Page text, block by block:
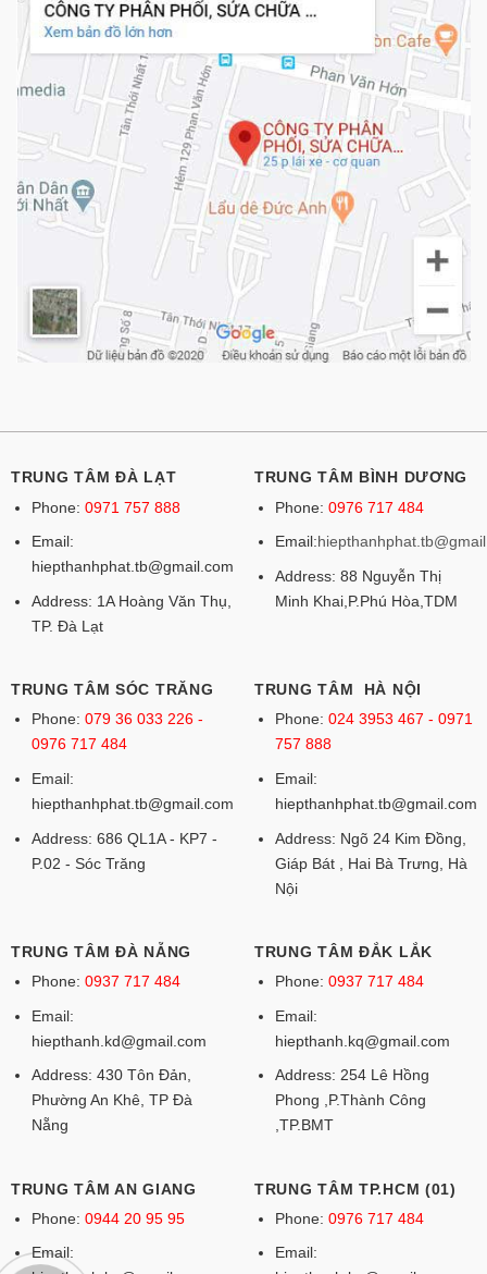
TRUNG TÂM ĐÀ LẠT
Phone: 0971 757 888
Email:
hiepthanhphat.tb@gmail.com
Address: 1A Hoàng Văn Thụ,
TP. Đà Lạt
TRUNG TÂM BÌNH DƯƠNG
Phone: 0976 717 484
Email:
Address: 88 Nguyễn Thị
Minh Khai,P.Phú Hòa,TDM
TRUNG TÂM SÓC TRĂNG
Phone: 079 36 033 226 -
0976 717 484
Email:
hiepthanhphat.tb@gmail.com
Address: 686 QL1A - KP7 -
P.02 - Sóc Trăng
TRUNG TÂM HÀ NỘI
Phone: 024 3953 467 - 0971
757 888
Email:
hiepthanhphat.tb@gmail.com
Address: Ngõ 24 Kim Đồng,
Giáp Bát , Hai Bà Trưng, Hà
Nội
TRUNG TÂM ĐÀ NẴNG
Phone: 0937 717 484
Email:
hiepthanh.kd@gmail.com
Address: 430 Tôn Đản,
Phường An Khê, TP Đà
Nẵng
TRUNG TÂM ĐẮK LẮK
Phone: 0937 717 484
Email:
hiepthanh.kq@gmail.com
Address: 254 Lê Hồng
Phong ,P.Thành Công
,TP.BMT
TRUNG TÂM AN GIANG
Phone: 0944 20 95 95
Email:
TRUNG TÂM TP.HCM (01)
Phone: 0976 717 484
Email: